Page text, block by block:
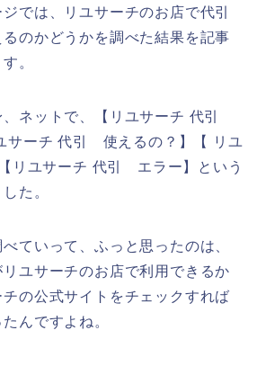
では、リユサーチのお店で代引
のかどうかを調べた結果を記事
。
、ネットで、【リユサーチ 代引
サーチ 代引 使えるの？】【 リユ
リユサーチ 代引 エラー】という
た。
ていって、ふっと思ったのは、
ユサーチのお店で利用できるか
の公式サイトをチェックすれば
んですよね。